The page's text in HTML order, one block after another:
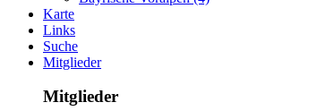
Karte
Links
Suche
Mitglieder
Mitglieder